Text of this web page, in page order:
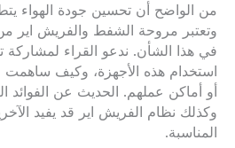
من الواضح أن تحسين جودة الهواء
وتعتبر مروحة الشفط والفريش اير من
في هذا الشأن. ندعو القراء لمشاركة
استخدام هذه الأجهزة، وكيف ساهمت
أو أماكن عملهم. الحديث عن الفوائد
وكذلك نظام الفريش اير قد يفيد
المناسبة.